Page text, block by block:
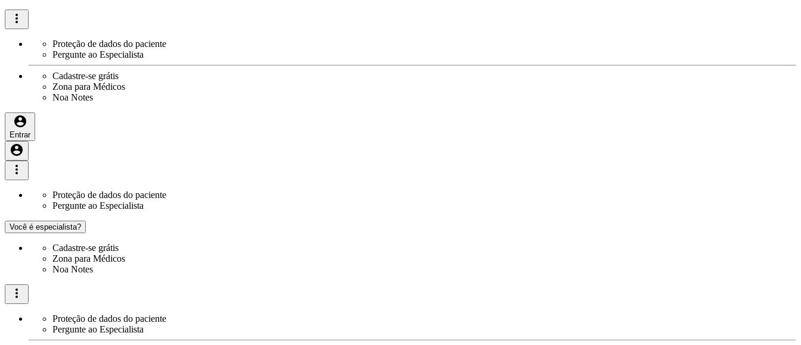
Proteção de dados do paciente
Pergunte ao Especialista
Cadastre-se grátis
Zona para Médicos
Noa Notes
Entrar
Proteção de dados do paciente
Pergunte ao Especialista
Você é especialista?
Cadastre-se grátis
Zona para Médicos
Noa Notes
Proteção de dados do paciente
Pergunte ao Especialista